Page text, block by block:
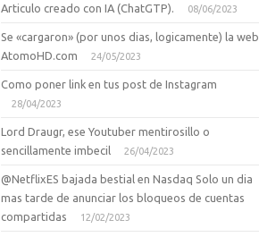
Articulo creado con IA (ChatGTP).
08/06/2023
Se «cargaron» (por unos dias, logicamente) la web
AtomoHD.com
24/05/2023
Como poner link en tus post de Instagram
28/04/2023
Lord Draugr, ese Youtuber mentirosillo o
sencillamente imbecil
26/04/2023
@NetflixES bajada bestial en Nasdaq Solo un dia
mas tarde de anunciar los bloqueos de cuentas
compartidas
12/02/2023